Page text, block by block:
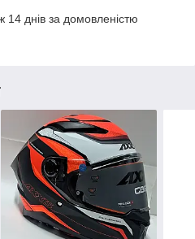
днів за домовленістю